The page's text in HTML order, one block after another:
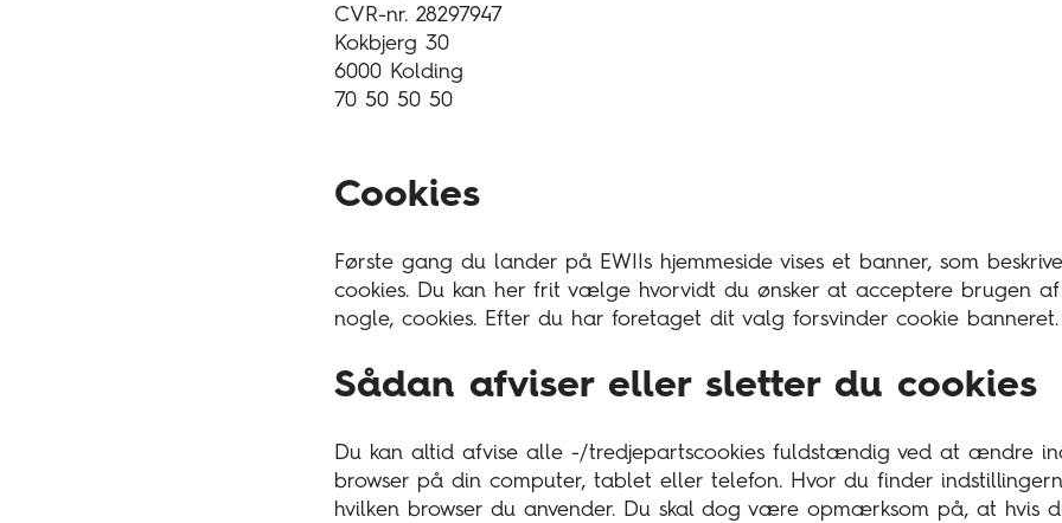
CVR-nr. 28297947
Kokbjerg 30
6000 Kolding
70 50 50 50
Cookies
Første gang du lander på EWIIs hjemmeside vises et banner, som
cookies. Du kan her frit vælge hvorvidt du ønsker at acceptere brugen
nogle, cookies. Efter du har foretaget dit valg forsvinder cookie banneret.
Sådan afviser eller sletter du cookies
Du kan altid afvise alle -/tredjepartscookies fuldstændig ved at ændre
browser på din computer, tablet eller telefon. Hvor du finder
hvilken browser du anvender. Du skal dog være opmærksom på, at hvis